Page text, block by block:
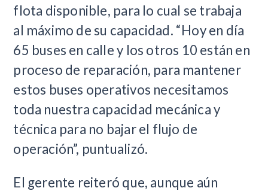
flota disponible, para lo cual se trabaja
al máximo de su capacidad. “Hoy en día
65 buses en calle y los otros 10 están en
proceso de reparación, para mantener
estos buses operativos necesitamos
toda nuestra capacidad mecánica y
técnica para no bajar el flujo de
operación”, puntualizó.
El gerente reiteró que, aunque aún